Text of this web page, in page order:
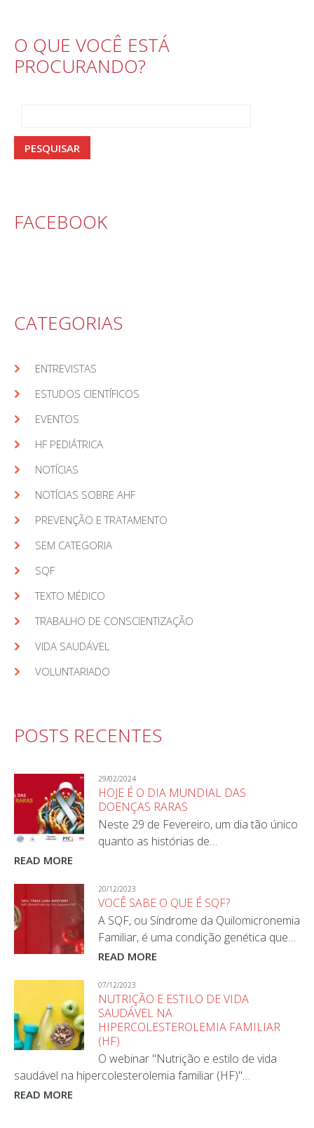
O QUE VOCÊ ESTÁ
PROCURANDO?
FACEBOOK
CATEGORIAS
ENTREVISTAS
ESTUDOS CIENTÍFICOS
EVENTOS
HF PEDIÁTRICA
NOTÍCIAS
NOTÍCIAS SOBRE AHF
PREVENÇÃO E TRATAMENTO
SEM CATEGORIA
SQF
TEXTO MÉDICO
TRABALHO DE CONSCIENTIZAÇÃO
VIDA SAUDÁVEL
VOLUNTARIADO
POSTS RECENTES
29/02/2024
HOJE É O DIA MUNDIAL DAS
DOENÇAS RARAS
Neste 29 de Fevereiro, um dia tão único
quanto as histórias de…
READ MORE
20/12/2023
VOCÊ SABE O QUE É SQF?
A SQF, ou Síndrome da Quilomicronemia
Familiar, é uma condição genética que…
READ MORE
07/12/2023
NUTRIÇÃO E ESTILO DE VIDA
SAUDÁVEL NA
HIPERCOLESTEROLEMIA FAMILIAR
(HF)
O webinar "Nutrição e estilo de vida
saudável na hipercolesterolemia familiar (HF)"…
READ MORE